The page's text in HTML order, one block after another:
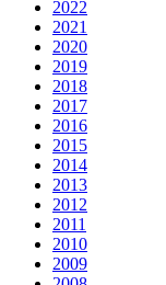
2022
2021
2020
2019
2018
2017
2016
2015
2014
2013
2012
2011
2010
2009